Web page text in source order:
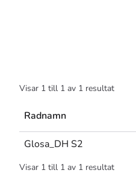
Visar 1 till 1 av 1 resultat
Radnamn
Glosa_DH S2
Visar 1 till 1 av 1 resultat